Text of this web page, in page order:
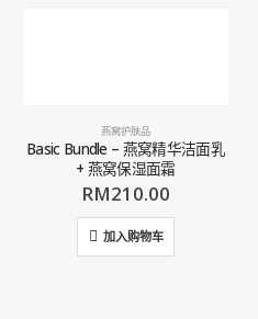
燕窝护肤品
Basic Bundle – 燕窝精华洁面乳
+ 燕窝保湿面霜
RM210.00
加入购物车